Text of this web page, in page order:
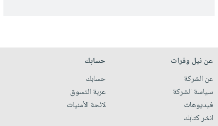
عن نيل وفرات
عن الشركة
سياسة الشركة
فيديوهات
انشر كتابك
حسابك
حسابك
عربة التسوق
لائحة الأمنيات